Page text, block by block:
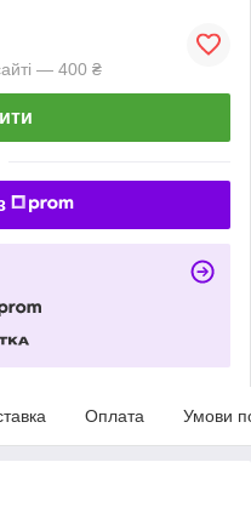
— 400 ₴
Оплата Умови